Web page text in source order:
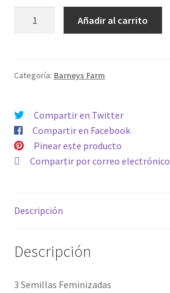
Añadir al carrito
Categoría: Barneys Farm
Compartir en Twitter
Compartir en Facebook
Pinear este producto
Compartir por correo electrónico
Descripción
Descripción
3 Semillas Feminizadas